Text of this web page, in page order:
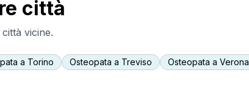
città
vicine.
a Torino Osteopata a Treviso Osteopata a Verona